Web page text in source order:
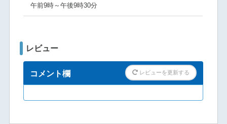
午前9時～午後9時30分
レビュー
コメント欄 レビューを更新する